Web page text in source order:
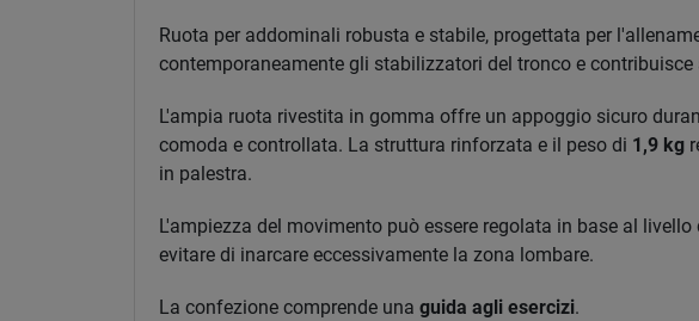
Ruota per addominali robusta e stabile, progettata per
contemporaneamente gli stabilizzatori del tronco e
L'ampia ruota rivestita in gomma offre un appoggio sicuro
comoda e controllata. La struttura rinforzata e il peso di 1,9 kg
in palestra.
L'ampiezza del movimento può essere regolata in base al
evitare di inarcare eccessivamente la zona lombare.
La confezione comprende una guida agli esercizi.